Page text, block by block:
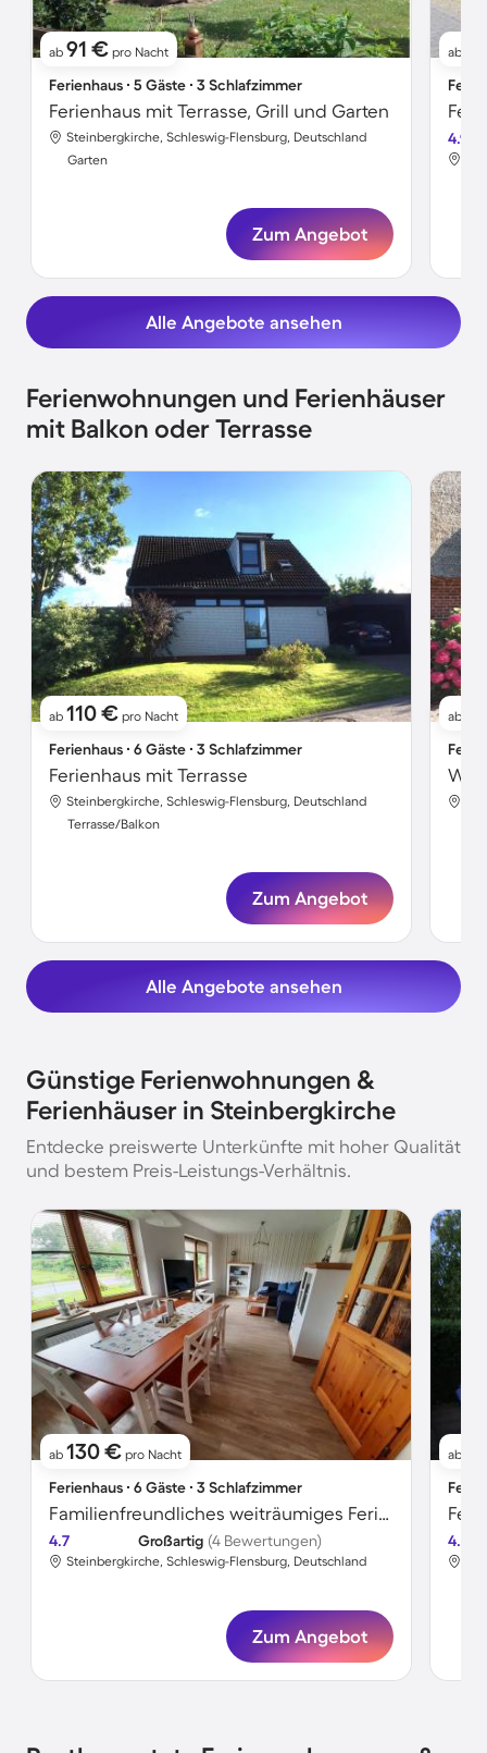
ab 91 € pro Nacht
Ferienhaus ∙ 5 Gäste ∙ 3 Schlafzimmer
Ferienhaus mit Terrasse, Grill und Garten
Steinbergkirche, Schleswig-Flensburg, Deutschland
Garten
Zum Angebot
ab
4.9
Alle Angebote ansehen
Ferienwohnungen und Ferienhäuser
mit Balkon oder Terrasse
ab 110 € pro Nacht
Ferienhaus ∙ 6 Gäste ∙ 3 Schlafzimmer
Ferienhaus mit Terrasse
Steinbergkirche, Schleswig-Flensburg, Deutschland
Terrasse/Balkon
Zum Angebot
ab
Alle Angebote ansehen
Günstige Ferienwohnungen &
Ferienhäuser in Steinbergkirche
Entdecke preiswerte Unterkünfte mit hoher Qualität
und bestem Preis-Leistungs-Verhältnis.
ab 130 € pro Nacht
Ferienhaus ∙ 6 Gäste ∙ 3 Schlafzimmer
Familienfreundliches weiträumiges Ferienhaus mit Grill, Terrasse und Garten
4.7 Großartig (4 Bewertungen)
Steinbergkirche, Schleswig-Flensburg, Deutschland
Zum Angebot
ab
4.4